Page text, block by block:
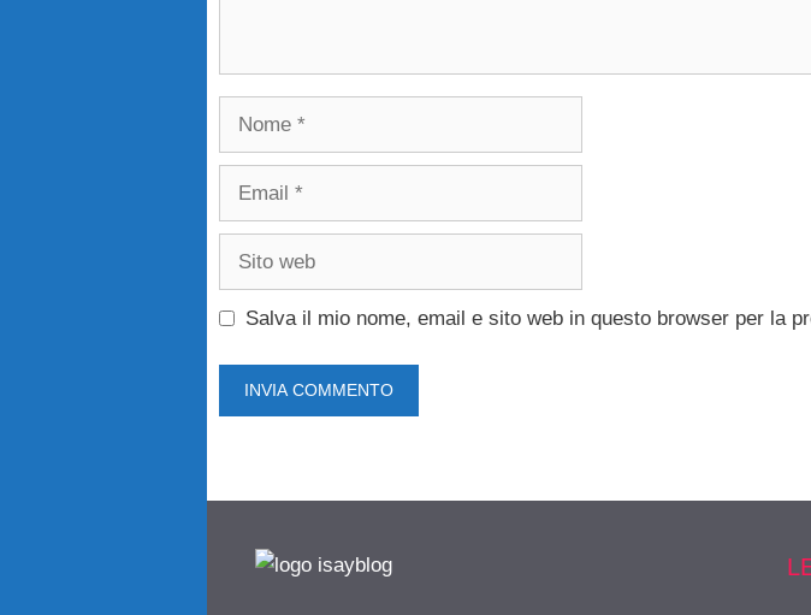
Salva il mio nome, email e sito web in questo browser per la